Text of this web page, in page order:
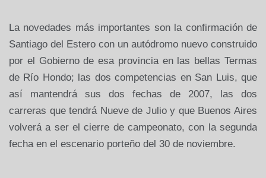
La novedades más importantes son la confirmación de
Santiago del Estero con un autódromo nuevo construido
por el Gobierno de esa provincia en las bellas Termas
de Río Hondo; las dos competencias en San Luis, que
así mantendrá sus dos fechas de 2007, las dos
carreras que tendrá Nueve de Julio y que Buenos Aires
volverá a ser el cierre de campeonato, con la segunda
fecha en el escenario porteño del 30 de noviembre.